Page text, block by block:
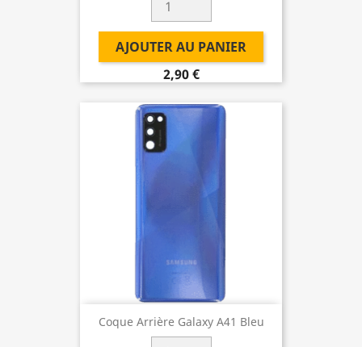
AJOUTER AU PANIER
2,90 €
Coque Arrière Galaxy A41 Bleu